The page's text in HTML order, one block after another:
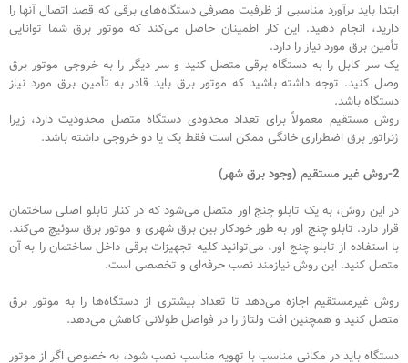
ابتدا باید برآورد مناسبی از ظرفیت مصرفی دستگاه‌های برقی که قصد اتصال آنها را
دارید، انجام دهید. این کار اطمینان حاصل می‌کند که موتور برق شما توانایی
تأمین برق مورد نیاز را دارد.
یک سر کابل را به دستگاه برقی متصل کنید و سر دیگر را به خروجی موتور برق
وصل کنید. توجه داشته باشید که موتور برق باید قادر به تأمین برق مورد نیاز
دستگاه باشد.
روش مستقیم معمولاً برای تعداد محدودی دستگاه متصل محدودیت دارد، زیرا
ژنراتور برق اضطراری خانگی ممکن است فقط یک یا دو خروجی داشته باشد.
2- روش غیر مستقیم (وجود برق شهر)
در این روش، به یک تابلو چنج اور متصل می‌شود که در کنار تابلو اصلی ساختمان
قرار دارد. تابلو چنج اور به طور خودکار بین برق شهری و موتور برق سوئیچ می‌کند.
با استفاده از تابلو چنج اور، می‌توانید کلیه تجهیزات برقی داخل ساختمان را به آن
متصل کنید. این روش نیازمند نصب حرفه‌ای و تخصصی است.
روش غیرمستقیم اجازه می‌دهد تا تعداد بیشتری از دستگاه‌ها را به موتور برق
متصل کنید و همچنین افت ولتاژ را در فواصل طولانی کاهش می‌دهد.
دستگاه باید در مکانی مناسب با تهویه مناسب نصب شود، به خصوص اگر از موتور